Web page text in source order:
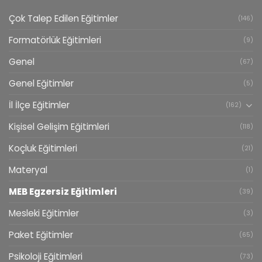
Çok Talep Edilen Eğitimler (146)
Formatörlük Eğitimleri (9)
Genel (67)
Genel Eğitimler (5)
İl İlçe Eğitimler (162)
Kişisel Gelişim Eğitimleri (118)
Koçluk Eğitimleri (21)
Materyal (1)
MEB Egzersiz Eğitimleri (39)
Mesleki Eğitimler (3)
Paket Eğitimler (65)
Psikoloji Eğitimleri (73)